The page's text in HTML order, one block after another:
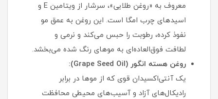
معروف به «روغن طلایی»، سرشار از ویتامین E و
اسیدهای چرب امگا است. این روغن به عمق مو
نفوذ کرده، رطوبت را حبس می‌کند و نرمی و
لطافت فوق‌العاده‌ای به موهای رنگ شده می‌بخشد.
روغن هسته انگور (Grape Seed Oil):
یک آنتی‌اکسیدان قوی که از موها در برابر
رادیکال‌های آزاد و آسیب‌های محیطی محافظت